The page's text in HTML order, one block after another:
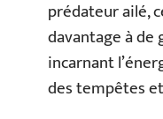
prédateur ailé,
davantage à de
incarnant
des tempêtes